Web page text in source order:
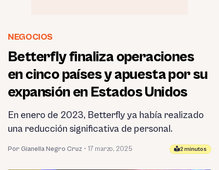
NEGOCIOS
Betterfly finaliza operaciones
en cinco países y apuesta por su
expansión en Estados Unidos
En enero de 2023, Betterfly ya había realizado
una reducción significativa de personal.
Por Gianella Negro Cruz • 17 marzo, 2025 2 minutos